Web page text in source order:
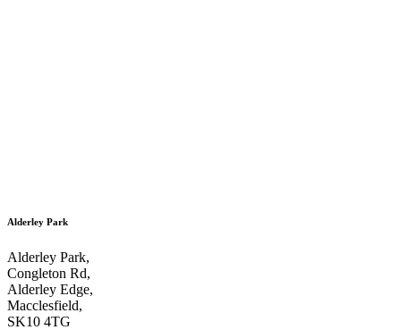
Alderley Park
Alderley Park,
Congleton Rd,
Alderley Edge,
Macclesfield,
SK10 4TG